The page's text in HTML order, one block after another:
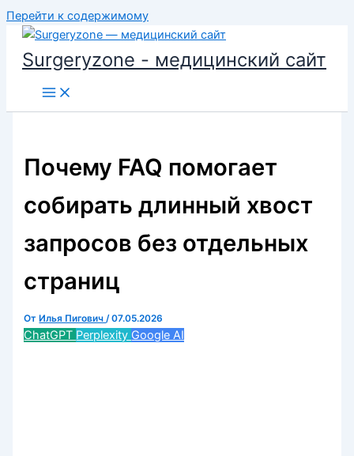
Перейти к содержимому
Surgeryzone - медицинский сайт
Почему FAQ помогает
собирать длинный хвост
запросов без отдельных
страниц
От Илья Пигович/07.05.2026
ChatGPT Perplexity Google AI